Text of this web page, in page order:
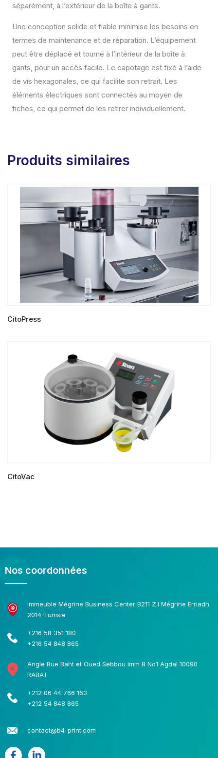
séparément, à l’extérieur de la boîte à gants.
Une conception solide et fiable minimise les besoins en
termes de maintenance et de réparation. L’équipement
peut être déplacé et tourné à l’intérieur de la boîte à
gants, pour un accès facile. Le capotage est fixé à l’aide
de vis hexagonales, ce qui facilite son retrait. Les
éléments électriques sont connectés au moyen de
fiches, ce qui permet de les retirer individuellement.
Produits similaires
CitoPress
CitoVac
Nos coordonnées
Immeuble Mégrine Business Center B211 Z.I Mégrine Erriadh
2014-Tunisie
+216 58 351 180
+216 54 848 865
Angle Rue Baht et Oued Sebbou Imm 8 No1 Agdal 10090
RABAT
+212 06 44 766 163
+212 54 848 865
contact@b4-print.com